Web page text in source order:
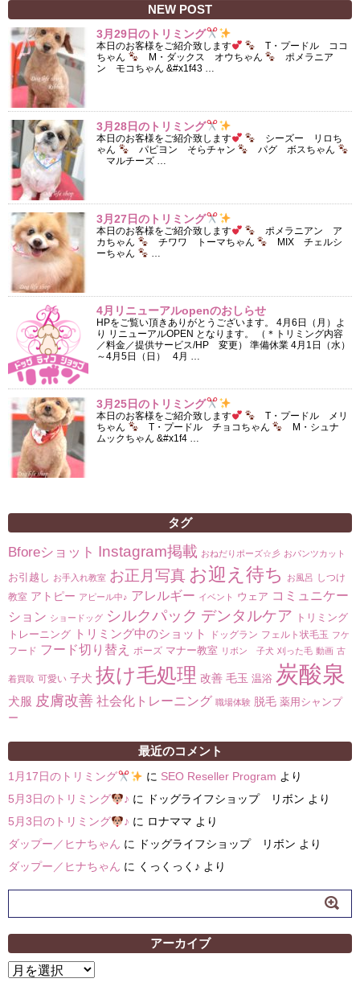
NEW POST
3月29日のトリミング
本日のお客様をご紹介致します
T・プードル ココ
ちゃん
M・ダックス オウちゃん
ポメラニア
ン モコちゃん &#x1f43 …
3月28日のトリミング
本日のお客様をご紹介致します
シーズー リロち
ゃん
パピヨン そらチャン
パグ ボスちゃん
マルチーズ …
3月27日のトリミング
本日のお客様をご紹介致します
ポメラニアン ア
カちゃん
チワワ トーマちゃん
MIX チェルシ
ーちゃん
…
4月リニューアルopenのおしらせ
HPをご覧い頂きありがとうございます。 4月6日（月）よ
り リニューアルOPEN となります。 （＊トリミング内容
／料金／提供サービス/HP 変更） 準備休業 4月1日（水）
～4月5日（日） 4月 …
3月25日のトリミング
本日のお客様をご紹介致します
T・プードル メリ
ちゃん
T・プードル チョコちゃん
M・シュナ
ムックちゃん &#x1f4 …
タグ
Bforeショット Instagram掲載 おねだりポーズ☆彡 おパンツカット
お引越し お手入れ教室 お正月写真 お迎え待ち お風呂 しつけ
教室 アトピー アピール中♪ アレルギー イベント ウェア コミュニケー
ション ショードッグ シルクパック デンタルケア
トリミング
トレーニング
トリミング中のショット ドッグラン フェルト状毛玉 フケ
フード フード切り替え ポーズ マナー教室 リボン 子犬 刈った毛 動画 古
着買取 可愛い 子犬 抜け毛処理 改善 毛玉 温浴 炭酸泉
犬服 皮膚改善 社会化トレーニング 職場体験 脱毛 薬用シャンプ
ー
最近のコメント
1月17日のトリミング に SEO Reseller Program より
5月3日のトリミング
♪ に ドッグライフショップ リボン より
5月3日のトリミング
♪ に ロナママ より
ダップー／ヒナちゃん に ドッグライフショップ リボン より
ダップー／ヒナちゃん に くっくっく♪ より
アーカイブ
ア